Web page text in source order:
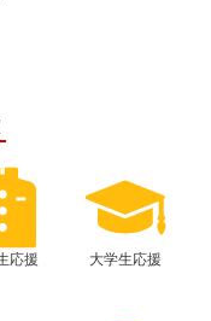
応援 大学生応援